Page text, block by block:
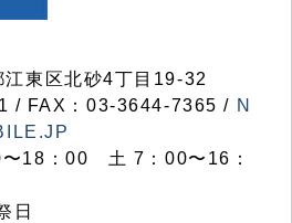
東区北砂4丁目19-32
/ FAX：03-3644-7365 / N
18：00 土 7：00〜16：
日